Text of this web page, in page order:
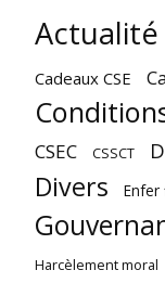
Actualité
Cadeaux CSE
CSEC CSSCT
Divers Enfer
Harcèlement moral